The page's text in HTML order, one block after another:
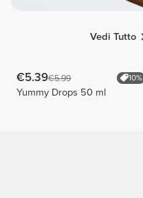
Vedi Tutto
€5.39€5.99 10%
Yummy Drops 50 ml